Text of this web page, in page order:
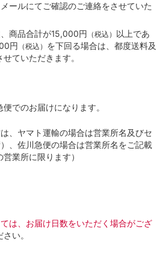
ールにてご確認のご連絡をさせていた
商品合計が15,000円 （税込） 以上であ
円 （税込） を下回る場合は、都度送料及
ていただきます。
でのお届けになります。
、ヤマト運輸の場合は営業所名及びセ
、佐川急便の場合は営業所名をご記載
業所に限ります）
は、お届け日数をいただく場合がござ
い。